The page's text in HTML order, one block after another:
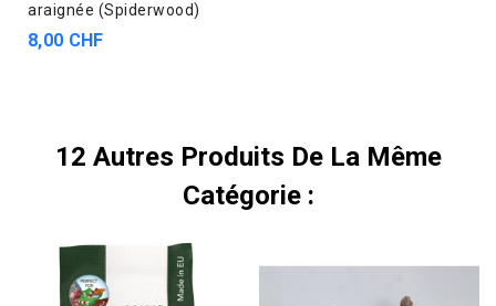
araignée (Spiderwood)
8,00 CHF
12 Autres Produits De La Même
Catégorie :